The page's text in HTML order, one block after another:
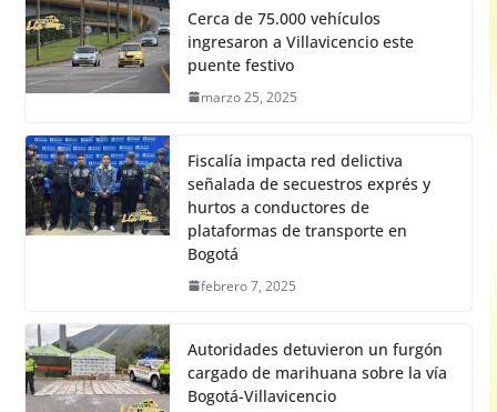
Cerca de 75.000 vehículos
ingresaron a Villavicencio este
puente festivo
marzo 25, 2025
Fiscalía impacta red delictiva
señalada de secuestros exprés y
hurtos a conductores de
plataformas de transporte en
Bogotá
febrero 7, 2025
Autoridades detuvieron un furgón
cargado de marihuana sobre la vía
Bogotá-Villavicencio